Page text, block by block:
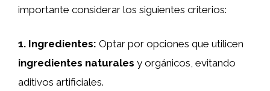
importante considerar los siguientes criterios:
1. Ingredientes: Optar por opciones que utilicen
ingredientes naturales y orgánicos, evitando
aditivos artificiales.